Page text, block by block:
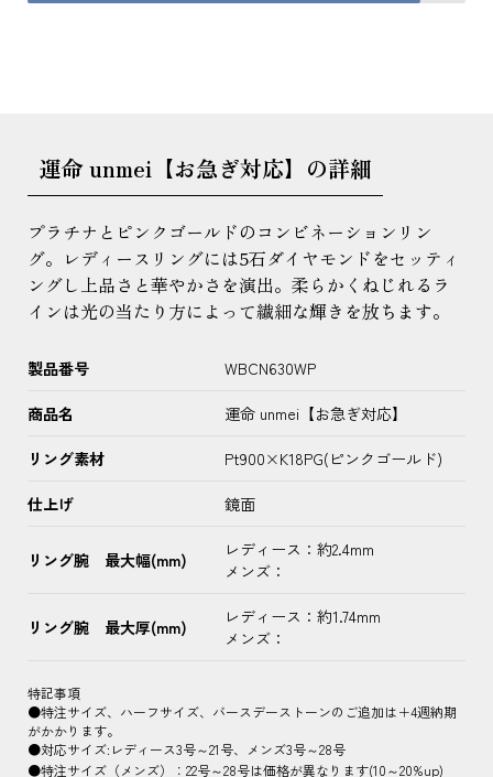
運命 unmei【お急ぎ対応】の詳細
プラチナとピンクゴールドのコンビネーションリン
グ。レディースリングには5石ダイヤモンドをセッティ
ングし上品さと華やかさを演出。柔らかくねじれるラ
インは光の当たり方によって繊細な輝きを放ちます。
製品番号 WBCN630WP
商品名 運命 unmei【お急ぎ対応】
リング素材 Pt900×K18PG(ピンクゴールド)
仕上げ 鏡面
リング腕 最大幅(mm)
レディース：約2.4mm
メンズ：
リング腕 最大厚(mm)
レディース：約1.74mm
メンズ：
特記事項
●特注サイズ、ハーフサイズ、バースデーストーンのご追加は＋4週納期
がかかります。
●対応サイズ:レディース3号～21号、メンズ3号～28号
●特注サイズ（メンズ）：22号～28号は価格が異なります(10～20%up)